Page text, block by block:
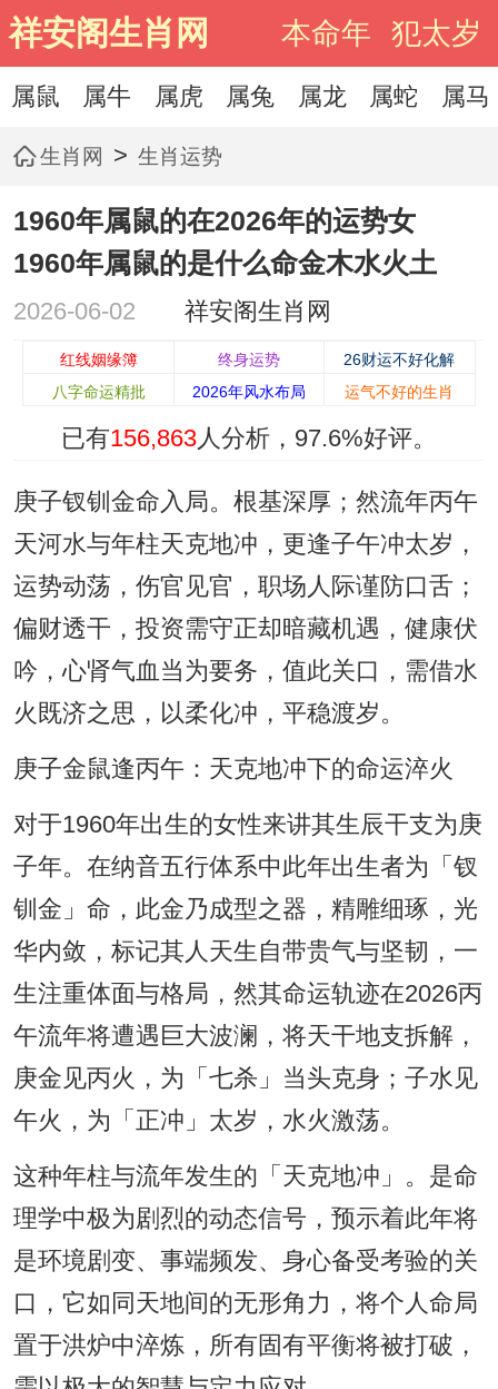
祥安阁生肖网 本命年 犯太岁
属鼠 属牛 属虎 属兔 属龙 属蛇 属马
生肖网 > 生肖运势
1960年属鼠的在2026年的运势女
1960年属鼠的是什么命金木水火土
2026-06-02 祥安阁生肖网
红线姻缘簿 终身运势
26财运不好化解
八字命运精批
2026年风水布局 运气不好的生肖
已有156,863人分析， 97.6%好评。
庚子钗钏金命入局。根基深厚；然流年丙午
天河水与年柱天克地冲，更逢子午冲太岁，
运势动荡，伤官见官，职场人际谨防口舌；
偏财透干，投资需守正却暗藏机遇，健康伏
吟，心肾气血当为要务，值此关口，需借水
火既济之思，以柔化冲，平稳渡岁。
庚子金鼠逢丙午：天克地冲下的命运淬火
对于1960年出生的女性来讲其生辰干支为庚
子年。在纳音五行体系中此年出生者为「钗
钏金」命，此金乃成型之器，精雕细琢，光
华内敛，标记其人天生自带贵气与坚韧，一
生注重体面与格局，然其命运轨迹在2026丙
午流年将遭遇巨大波澜，将天干地支拆解，
庚金见丙火，为「七杀」当头克身；子水见
午火，为「正冲」太岁，水火激荡。
这种年柱与流年发生的「天克地冲」。是命
理学中极为剧烈的动态信号，预示着此年将
是环境剧变、事端频发、身心备受考验的关
口，它如同天地间的无形角力，将个人命局
置于洪炉中淬炼，所有固有平衡将被打破，